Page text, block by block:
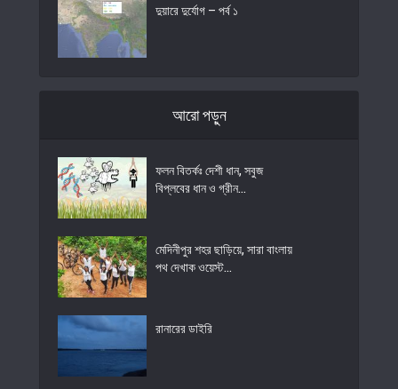
দুয়ারে দুর্যোগ – পর্ব ১
আরো পড়ুন
ফলন বিতর্কঃ দেশী ধান, সবুজ
বিপ্লবের ধান ও গ্রীন...
মেদিনীপুর শহর ছাড়িয়ে, সারা বাংলায়
পথ দেখাক ওয়েস্ট...
রানারের ডাইরি